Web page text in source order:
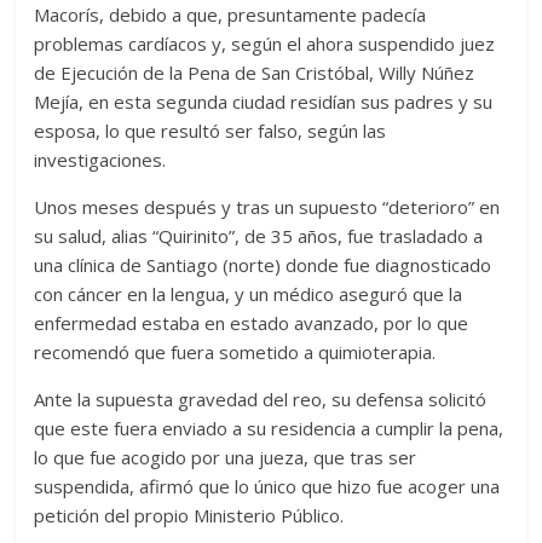
Macorís, debido a que, presuntamente padecía
problemas cardíacos y, según el ahora suspendido juez
de Ejecución de la Pena de San Cristóbal, Willy Núñez
Mejía, en esta segunda ciudad residían sus padres y su
esposa, lo que resultó ser falso, según las
investigaciones.
Unos meses después y tras un supuesto “deterioro” en
su salud, alias “Quirinito”, de 35 años, fue trasladado a
una clínica de Santiago (norte) donde fue diagnosticado
con cáncer en la lengua, y un médico aseguró que la
enfermedad estaba en estado avanzado, por lo que
recomendó que fuera sometido a quimioterapia.
Ante la supuesta gravedad del reo, su defensa solicitó
que este fuera enviado a su residencia a cumplir la pena,
lo que fue acogido por una jueza, que tras ser
suspendida, afirmó que lo único que hizo fue acoger una
petición del propio Ministerio Público.